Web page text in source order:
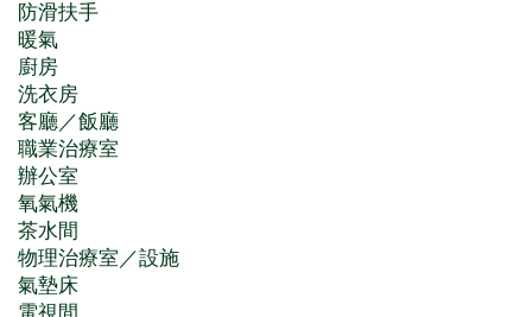
防滑扶手
暖氣
廚房
洗衣房
客廳／飯廳
職業治療室
辦公室
氧氣機
茶水間
物理治療室／設施
氣墊床